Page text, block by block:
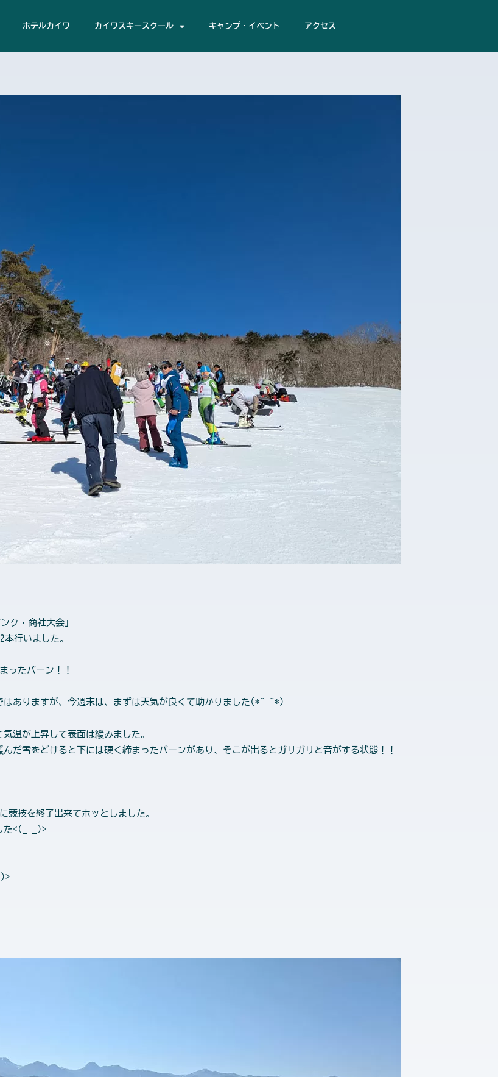
ホテルカイワ カイワスキースクール キャンプ・イベント アクセス
ク・商社大会」
本行いました。
ったバーン！！
ありますが、今週末は、まずは天気が良くて助かりました(*^_^*)
温が上昇して表面は緩みました。
だ雪をどけると下には硬く締まったバーンがあり、そこが出るとガリガリと音がする状態！！
競技を終了出来てホッとしました。
た<(_ _)>